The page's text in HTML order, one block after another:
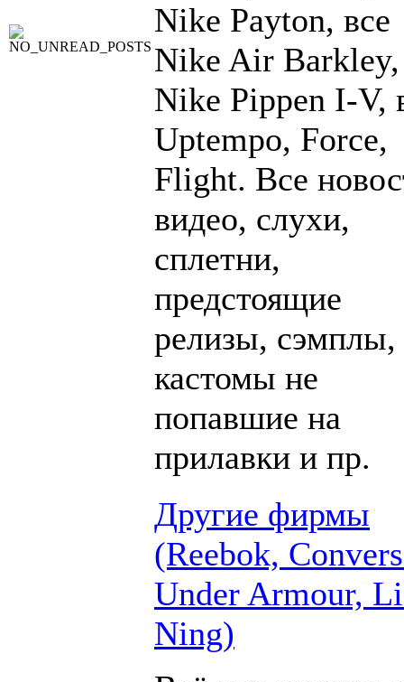
Nike Payton, все
Nike Air Barkley,
Nike Pippen I-V,
Uptempo, Force,
Flight. Все
видео, слухи,
сплетни,
предстоящие
релизы, сэмплы,
кастомы не
попавшие на
прилавки и пр.
Другие фирмы
(Reebok,
Under Armour,
Ning)